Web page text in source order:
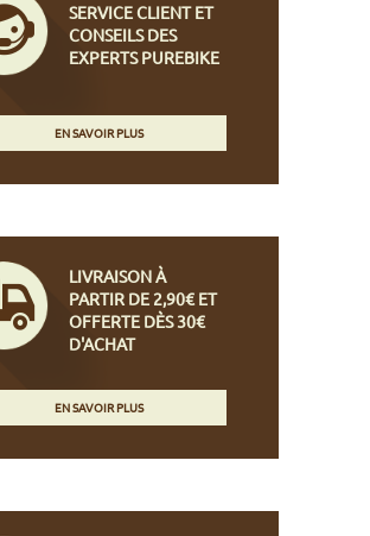
SERVICE CLIENT ET
CONSEILS DES
EXPERTS PUREBIKE
EN SAVOIR PLUS
LIVRAISON À
PARTIR DE 2,90€ ET
OFFERTE DÈS 30€
D'ACHAT
EN SAVOIR PLUS